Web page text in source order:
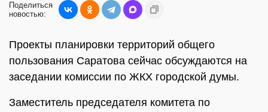
Поделиться
новостью:
Проекты планировки территорий общего
пользования Саратова сейчас обсуждаются на
заседании комиссии по ЖКХ городской думы.
Заместитель председателя комитета по